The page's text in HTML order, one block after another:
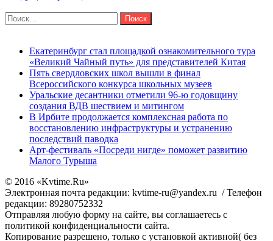
Найти:
Екатеринбург стал площадкой ознакомительного тура
«Великий Чайный путь» для представителей Китая
Пять свердловских школ вышли в финал
Всероссийского конкурса школьных музеев
Уральские десантники отметили 96-ю годовщину
создания ВДВ шествием и митингом
В Ирбите продолжается комплексная работа по
восстановлению инфраструктуры и устранению
последствий паводка
Арт-фестиваль «Посреди нигде» поможет развитию
Малого Турыша
© 2016 «Kvtime.Ru»
Электронная почта редакции: kvtime-ru@yandex.ru / Телефон
редакции: 89280752332
Отправляя любую форму на сайте, вы соглашаетесь с
политикой конфиденциальности сайта.
Копирование разрешено, только с установкой активной( без